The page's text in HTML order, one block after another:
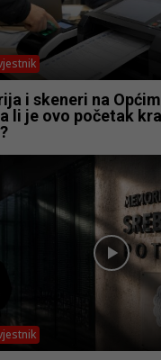
i skeneri na
li je ovo početak